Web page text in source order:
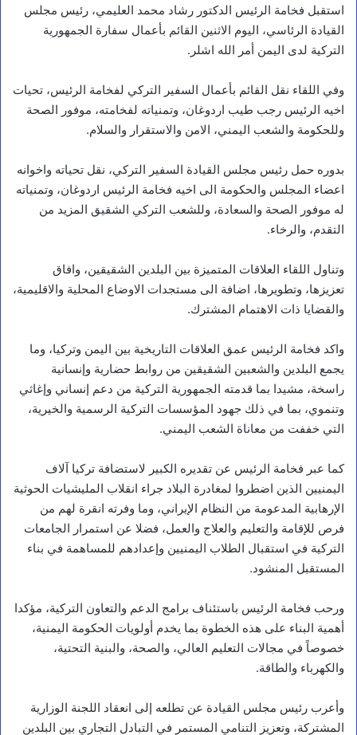
استقبل فخامة الرئيس الدكتور رشاد محمد العليمي، رئيس مجلس
القيادة الرئاسي، اليوم الاثنين القائم بأعمال سفارة الجمهورية
التركية لدى اليمن أمر الله اشلر.
وفي اللقاء نقل القائم بأعمال السفير التركي لفخامة الرئيس، تحيات
اخيه الرئيس رجب طيب اردوغان، وتمنياته لفخامته، موفور الصحة
وللحكومة والشعب اليمني، الامن والاستقرار والسلام.
بدوره حمل رئيس مجلس القيادة السفير التركي، نقل تحياته واخوانه
اعضاء المجلس والحكومة الى اخيه فخامة الرئيس اردوغان، وتمنياته
له موفور الصحة والسعادة، وللشعب التركي الشقيق المزيد من
التقدم، والرخاء.
وتناول اللقاء العلاقات المتميزة بين البلدين الشقيقين، وافاق
تعزيزها، وتطويرها، اضافة الى مستجدات الاوضاع المحلية والاقليمية،
والقضايا ذات الاهتمام المشترك.
واكد فخامة الرئيس عمق العلاقات التاريخية بين اليمن وتركيا، وما
يجمع البلدين والشعبين الشقيقين من روابط حضارية وإنسانية
راسخة، مشيدا بما قدمته الجمهورية التركية من دعم إنساني وإغاثي
وتنموي، بما في ذلك جهود المؤسسات التركية الرسمية والخيرية،
التي خففت من معاناة الشعب اليمني.
كما عبر فخامة الرئيس عن تقديره الكبير لاستضافة تركيا آلاف
اليمنيين الذين اضطروا لمغادرة البلاد جراء انقلاب المليشيات الحوثية
الإرهابية المدعومة من النظام الإيراني، وما وفرته انقرة لهم من
فرص للإقامة والتعليم والعلاج والعمل، فضلا عن استمرار الجامعات
التركية في استقبال الطلاب اليمنيين وإعدادهم للمساهمة في بناء
المستقبل المنشود.
ورحب فخامة الرئيس باستئناف برامج الدعم والتعاون التركية، مؤكدا
أهمية البناء على هذه الخطوة بما يخدم أولويات الحكومة اليمنية،
خصوصاً في مجالات التعليم العالي، والصحة، والبنية التحتية،
والكهرباء والطاقة.
وأعرب رئيس مجلس القيادة عن تطلعه إلى انعقاد اللجنة الوزارية
المشتركة، وتعزيز التنامي المستمر في التبادل التجاري بين البلدين